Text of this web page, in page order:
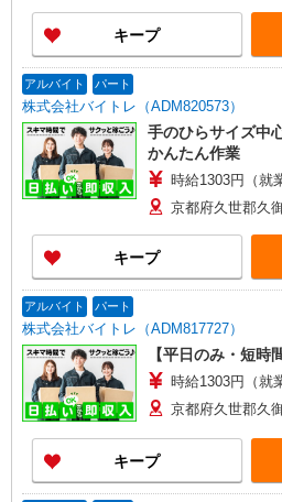
キープ
アルバイト パート
株式会社バイトレ（ADM820573）
手のひらサイズ中
かんたん作業
時給1303円（就
京都府久世郡久
キープ
アルバイト パート
株式会社バイトレ（ADM817727）
【平日のみ・短時
時給1303円（就
京都府久世郡久
キープ